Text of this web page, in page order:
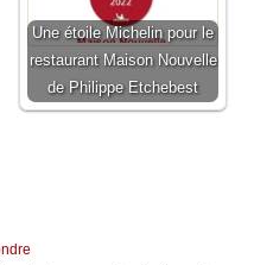
Une étoile Michelin pour le
restaurant Maison Nouvelle
de Philippe Etchebest